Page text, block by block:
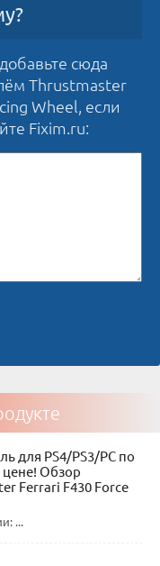
сюда
Thrustmaster
Wheel, если
Fixim.ru:
для PS4/PS3/PC по
цене! Обзор
Ferrari F430 Force
...